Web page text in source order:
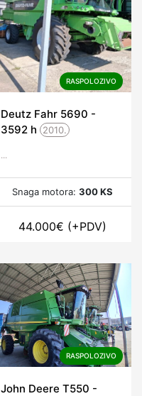
RASPOLOZIVO
Deutz Fahr 5690 -
3592 h 2010.
...
Snaga motora: 300 KS
44.000€ (+PDV)
RASPOLOZIVO
John Deere T550 -